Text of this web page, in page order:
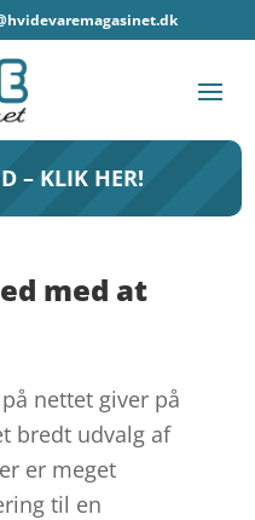
– KLIK HER!
med at
nettet giver på
bredt udvalg af
er meget
til en